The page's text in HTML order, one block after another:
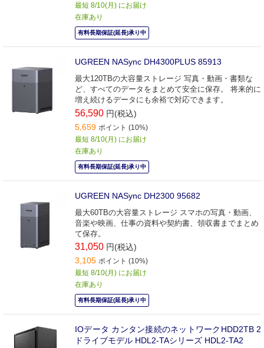
最短 8/10(月) にお届け
在庫あり
有料長期保証(延長)承り中
UGREEN NASync DH4300PLUS 85913
最大120TBの大容量ストレージ 写真・動画・書類な
ど、すべてのデータをまとめて安全に保存。 将来的に
増え続けるデータにも余裕で対応できます。
56,590 円(税込)
5,659 ポイント (10%)
最短 8/10(月) にお届け
在庫あり
有料長期保証(延長)承り中
UGREEN NASync DH2300 95682
最大60TBの大容量ストレージ スマホの写真・動画、
音楽や映画、仕事の資料や契約書、領収書までまとめ
て保存。
31,050 円(税込)
3,105 ポイント (10%)
最短 8/10(月) にお届け
在庫あり
有料長期保証(延長)承り中
IOデータ カンタン接続のネットワークHDD2TB 2
ドライブモデル HDL2-TAシリーズ HDL2-TA2